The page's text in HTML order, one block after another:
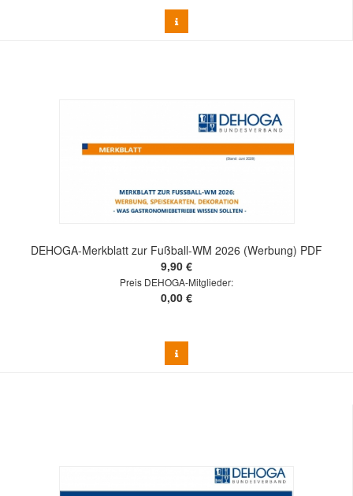
DEHOGA-Merkblatt zur Fußball-WM 2026 (Werbung) PDF
9,90 €
Preis DEHOGA-Mitglieder:
0,00 €